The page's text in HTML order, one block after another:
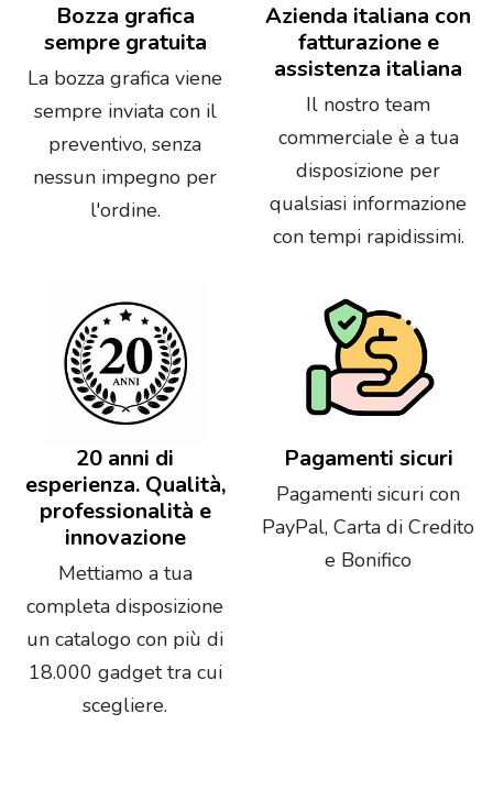
Bozza grafica
sempre gratuita
La bozza grafica viene
sempre inviata con il
preventivo, senza
nessun impegno per
l'ordine.
Azienda italiana con
fatturazione e
assistenza italiana
Il nostro team
commerciale è a tua
disposizione per
qualsiasi informazione
con tempi rapidissimi.
20 anni di
esperienza. Qualità,
professionalità e
innovazione
Mettiamo a tua
completa disposizione
un catalogo con più di
18.000 gadget tra cui
scegliere.
Pagamenti sicuri
Pagamenti sicuri con
PayPal, Carta di Credito
e Bonifico